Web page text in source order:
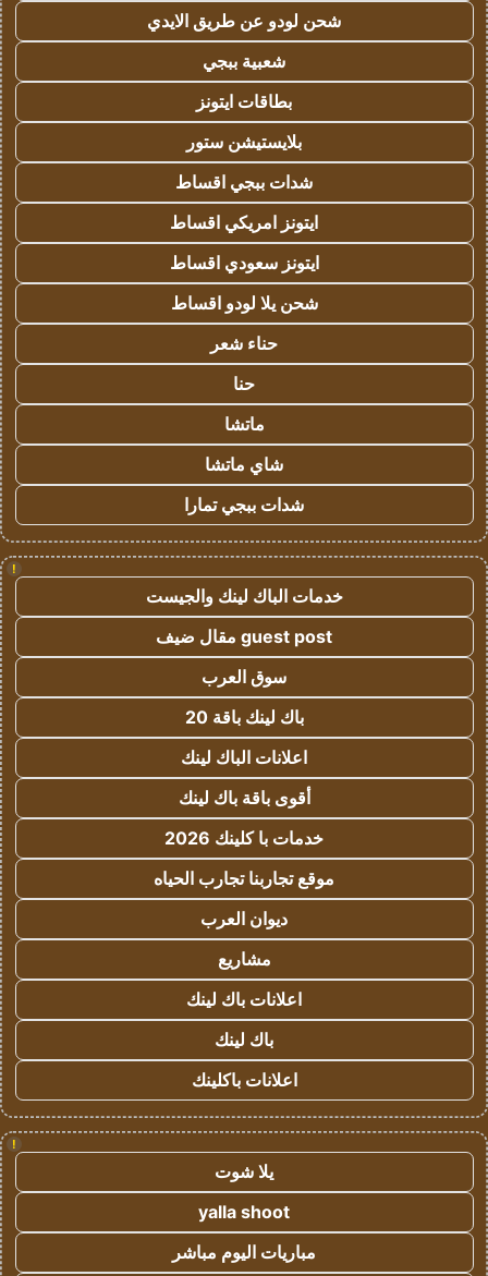
شحن لودو عن طريق الايدي
شعبية ببجي
بطاقات ايتونز
بلايستيشن ستور
شدات ببجي اقساط
ايتونز امريكي اقساط
ايتونز سعودي اقساط
شحن يلا لودو اقساط
حناء شعر
حنا
ماتشا
شاي ماتشا
شدات ببجي تمارا
!
خدمات الباك لينك والجيست
guest post مقال ضيف
سوق العرب
باك لينك باقة 20
اعلانات الباك لينك
أقوى باقة باك لينك
خدمات با كلينك 2026
موقع تجاربنا تجارب الحياه
ديوان العرب
مشاريع
اعلانات باك لينك
باك لينك
اعلانات باكلينك
!
يلا شوت
yalla shoot
مباريات اليوم مباشر